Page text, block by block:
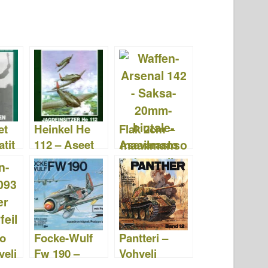
Heinkel He
112 – Aseet
Arsenal 159
Flak 2cm –
Asevarasto
142
Focke-Wulf
Fw 190 –
Pantteri –
Vohveli